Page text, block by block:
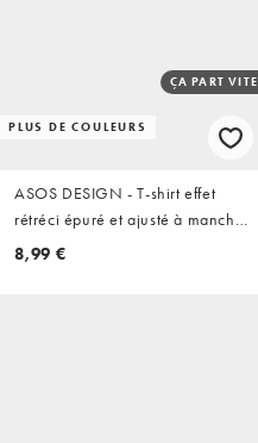
PLUS DE COULEURS
ÇA PART VITE
ASOS DESIGN - T-shirt effet
rétréci épuré et ajusté à manches
courtes - Noir
8,99 €